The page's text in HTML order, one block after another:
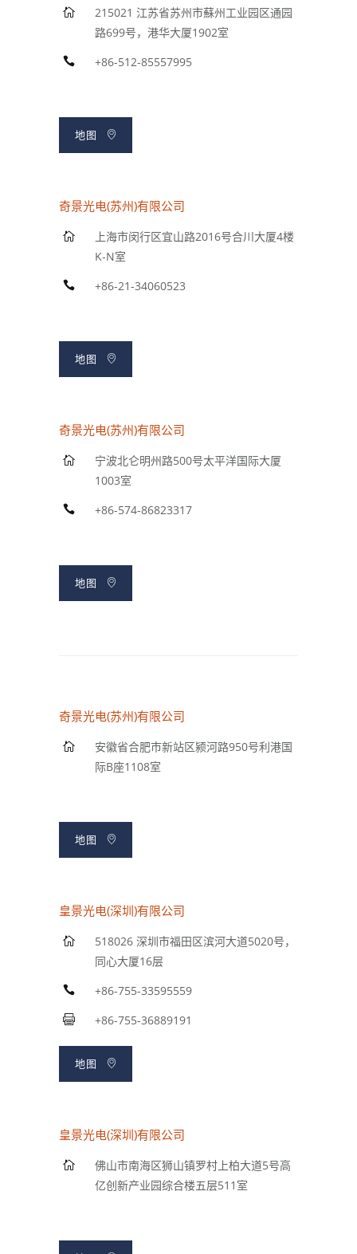
215021 江苏省苏州市蘇州工业园区通园
路699号，港华大厦1902室
+86-512-85557995
地图
奇景光电(苏州)有限公司
上海市闵行区宜山路2016号合川大厦4楼
K-N室
+86-21-34060523
地图
奇景光电(苏州)有限公司
宁波北仑明州路500号太平洋国际大厦
1003室
+86-574-86823317
地图
奇景光电(苏州)有限公司
安徽省合肥市新站区颍河路950号利港国
际B座1108室
地图
皇景光电(深圳)有限公司
518026 深圳市福田区滨河大道5020号，
同心大厦16层
+86-755-33595559
+86-755-36889191
地图
皇景光电(深圳)有限公司
佛山市南海区狮山镇罗村上柏大道5号高
亿创新产业园综合楼五层511室